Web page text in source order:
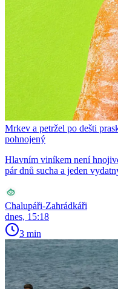
Mrkev a petržel po dešti
pohnojený
Hlavním viníkem není
pár dnů sucha a jeden
Chalupáři-Zahrádkáři
dnes, 15:18
3 min